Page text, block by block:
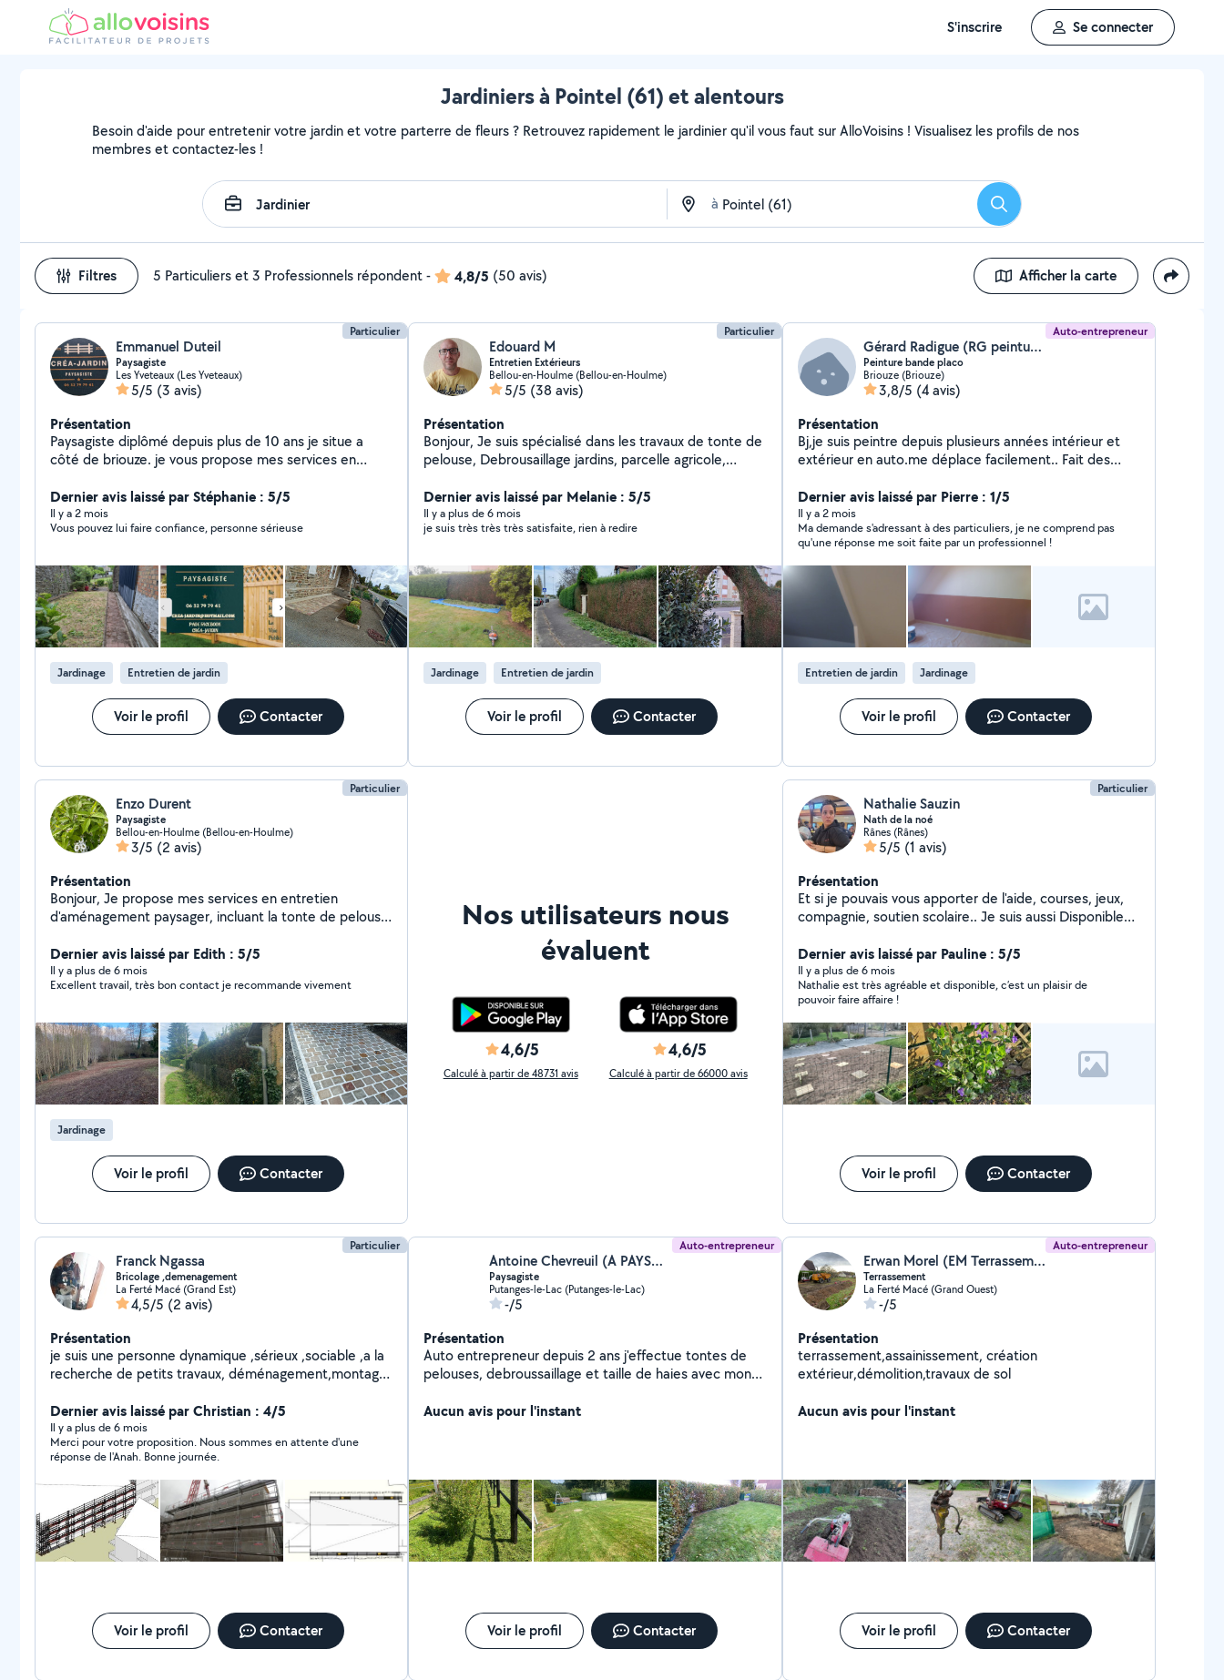
S'inscrire Se connecter
Jardiniers à Pointel (61) et alentours
Besoin d'aide pour entretenir votre jardin et votre parterre de fleurs ? Retrouvez rapidement le jardinier qu'il vous faut sur AlloVoisins ! Visualisez les profils de nos
membres et contactez-les !
à Rechercher
Filtres 5 Particuliers et 3 Professionnels répondent- 4,8/5 (50 avis) Afficher la carte
Particulier
Emmanuel Duteil
Paysagiste
Les Yveteaux (Les Yveteaux)
5/5 (3 avis)
Présentation
Paysagiste diplômé depuis plus de 10 ans je situe a
côté de briouze. je vous propose mes services en
jardinier et de la petite création paysagère dans un
secteur de 50km
Dernier avis laissé par Stéphanie : 5/5
Il y a 2 mois
Vous pouvez lui faire confiance, personne sérieuse
Jardinage Entretien de jardin
Voir le profil Contacter
Particulier
Edouard M
Entretien Extérieurs
Bellou-en-Houlme (Bellou-en-Houlme)
5/5 (38 avis)
Présentation
Bonjour, Je suis spécialisé dans les travaux de tonte de
pelouse, Debrousaillage jardins, parcelle agricole,
abattage, bois de chauffage. Tous travaux entretien
extérieurs. J'ai le matériel Adéquat. Je suis sérieux et
consciencieux. Cordialement
Dernier avis laissé par Melanie : 5/5
Il y a plus de 6 mois
je suis très très très satisfaite, rien à redire
Jardinage Entretien de jardin
Voir le profil Contacter
Auto-entrepreneur
Gérard Radigue (RG peinture)
Peinture bande placo
Briouze (Briouze)
3,8/5 (4 avis)
Présentation
Bj,je suis peintre depuis plusieurs années intérieur et
extérieur en auto.me déplace facilement.. Fait des
Dernier avis laissé par Pierre : 1/5
Il y a 2 mois
Ma demande s'adressant à des particuliers, je ne comprend pas
qu'une réponse me soit faite par un professionnel !
Entretien de jardin Jardinage
Voir le profil Contacter
Particulier
Enzo Durent
Paysagiste
Bellou-en-Houlme (Bellou-en-Houlme)
3/5 (2 avis)
Présentation
Bonjour, Je propose mes services en entretien
d'aménagement paysager, incluant la tonte de pelouse,
J'interviens également pour l'entretien des arbres :
taille, élagage et abattage, dans le respect des règles
de sécurité et de l'environnement. Travail soigné,
contacter pour toute demande d'information.
Dernier avis laissé par Edith : 5/5
Il y a plus de 6 mois
Excellent travail, très bon contact je recommande vivement
Jardinage
Voir le profil Contacter
Nos utilisateurs nous
évaluent
4,6/5
Calculé à partir de 48731 avis
4,6/5
Calculé à partir de 66000 avis
Particulier
Nathalie Sauzin
Nath de la noé
Rânes (Rânes)
5/5 (1 avis)
Présentation
Et si je pouvais vous apporter de l'aide, courses, jeux,
compagnie, soutien scolaire.. Je suis aussi Disponible
administratifs, accompagnement rendez vous, et
Traduction francais anglais, i speak currently english so
if you need any help for french admin just ask.
Possibilité CESU. . Je prends soin de mon extérieur, je
peux aussi aider à l'entretien de votre jardin, tonte,
desherbage, etc.. J'ai quelques outils, dont
débroussailleuse, motoculteur, taille haie, outils à main,
etc... n'hésitez pas à me contacter.
Dernier avis laissé par Pauline : 5/5
Il y a plus de 6 mois
Nathalie est très agréable et disponible, c’est un plaisir de
pouvoir faire affaire !
Voir le profil Contacter
Particulier
Franck Ngassa
Bricolage ,demenagement
La Ferté Macé (Grand Est)
4,5/5 (2 avis)
Présentation
je suis une personne dynamique ,sérieux ,sociable ,a la
recherche de petits travaux, déménagement,montage
Dernier avis laissé par Christian : 4/5
Il y a plus de 6 mois
Merci pour votre proposition. Nous sommes en attente d'une
réponse de l'Anah. Bonne journée.
Voir le profil Contacter
Auto-entrepreneur
Antoine Chevreuil (A PAYSAGE)
Paysagiste
Putanges-le-Lac (Putanges-le-Lac)
-/5
Présentation
Auto entrepreneur depuis 2 ans j'effectue tontes de
pelouses, debroussaillage et taille de haies avec mon
Aucun avis pour l'instant
Voir le profil Contacter
Auto-entrepreneur
Erwan Morel (EM Terrassement)
Terrassement
La Ferté Macé (Grand Ouest)
-/5
Présentation
terrassement,assainissement, création
extérieur,démolition,travaux de sol
Aucun avis pour l'instant
Voir le profil Contacter